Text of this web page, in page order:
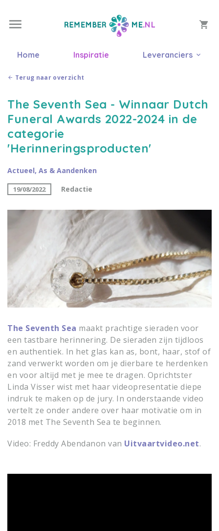
Home Inspiratie Leveranciers
Terug naar overzicht
The Seventh Sea - Winnaar Dutch
Funeral Awards 2022-2024 in de
categorie
'Herinneringsproducten'
Actueel, As & Aandenken
19/08/2022 Redactie
The Seventh Sea maakt prachtige sieraden voor
een tastbare herinnering. De sieraden zijn tijdloos
en authentiek. In het glas kan as, bont, haar, stof of
zand verwerkt worden om je dierbare te herdenken
en voor altijd met je mee te dragen. Oprichtster
Linda Visser wist met haar videopresentatie diepe
indruk te maken op de jury. In onderstaande video
vertelt ze onder andere over haar motivatie om in
2018 met The Seventh Sea te beginnen.
Video: Freddy Abendanon van Uitvaartvideo.net.